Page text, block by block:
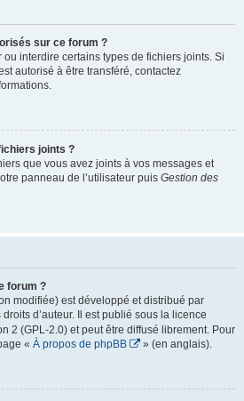
sur ce forum ?
ou interdire certains types de fichiers joints. Si
autorisé à être transféré, contactez
joints ?
que vous avez joints à vos messages et
panneau de l’utilisateur puis Gestion des
forum ?
modifiée) est développé et distribué par
droits d’auteur. Il est publié sous la licence
2 (GPL-2.0) et peut être diffusé librement. Pour
« À propos de phpBB » (en anglais).